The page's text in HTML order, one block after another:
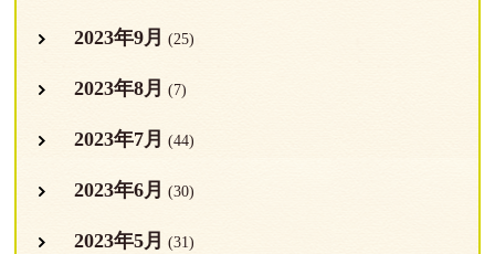
2023年9月 (25)
2023年8月 (7)
2023年7月 (44)
2023年6月 (30)
2023年5月 (31)